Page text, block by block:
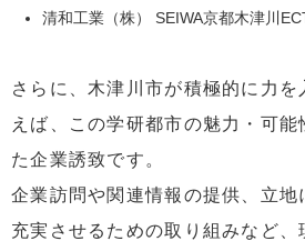
清和工業（株） SEIWA京都木津川
さらに、木津川市が積極的に力
えば、この学研都市の魅力・可能
た企業誘致です。
企業訪問や関連情報の提供、立地
充実させるための取り組みなど